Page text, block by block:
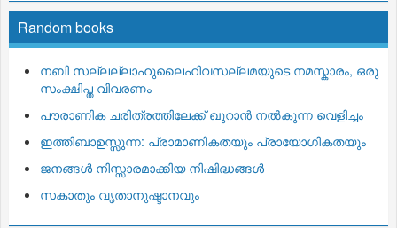
11- ഹൂദ്
12- യൂസുഫ്
14- ഇബ്റാഹീം
16- നഹ് ല്
17- ഇസ് റാഅ്
18- കഹ്ഫ്
19- മറ് യം
Random books
നബി സല്ലല്ലാഹുലൈഹിവസല്ലമയുടെ നമസ്കാരം, ഒരു
സംക്ഷിപ്ത വിവരണം
പൗരാണിക ചരിത്രത്തിലേക്ക്‌ ഖുറാന്‍ നല്‍കുന്ന വെളിച്ചം
ഇത്തിബാഉസ്സുന്ന: പ്രാമാണികതയും പ്രായോഗികതയും
ജനങ്ങള്‍ നിസ്സാരമാക്കിയ നിഷിദ്ധങ്ങള്‍
സകാതും വൃതാനുഷ്ടാനവും